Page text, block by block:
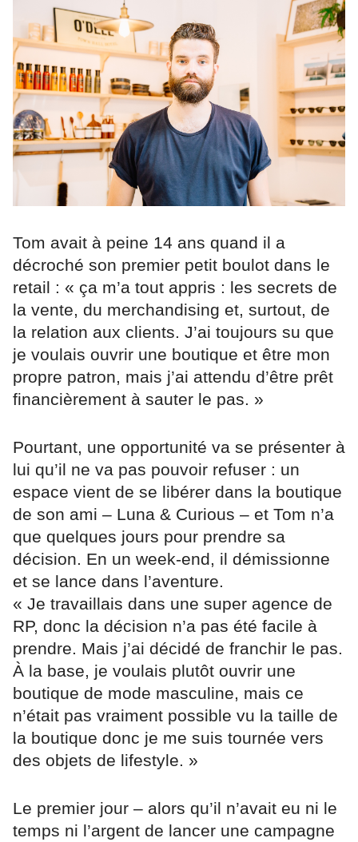
Tom avait à peine 14 ans quand il a
décroché son premier petit boulot dans le
retail : « ça m’a tout appris : les secrets de
la vente, du merchandising et, surtout, de
la relation aux clients. J’ai toujours su que
je voulais ouvrir une boutique et être mon
propre patron, mais j’ai attendu d’être prêt
financièrement à sauter le pas. »
Pourtant, une opportunité va se présenter à
lui qu’il ne va pas pouvoir refuser : un
espace vient de se libérer dans la boutique
de son ami – Luna & Curious – et Tom n’a
que quelques jours pour prendre sa
décision. En un week-end, il démissionne
et se lance dans l’aventure.
« Je travaillais dans une super agence de
RP, donc la décision n’a pas été facile à
prendre. Mais j’ai décidé de franchir le pas.
À la base, je voulais plutôt ouvrir une
boutique de mode masculine, mais ce
n’était pas vraiment possible vu la taille de
la boutique donc je me suis tournée vers
des objets de lifestyle. »
Le premier jour – alors qu’il n’avait eu ni le
temps ni l’argent de lancer une campagne